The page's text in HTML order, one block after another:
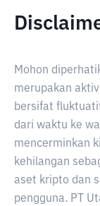
Mohon
merupakan
bersifat
dari waktu ke
mencerminkan
kehilangan
aset kripto dan
pengguna. PT